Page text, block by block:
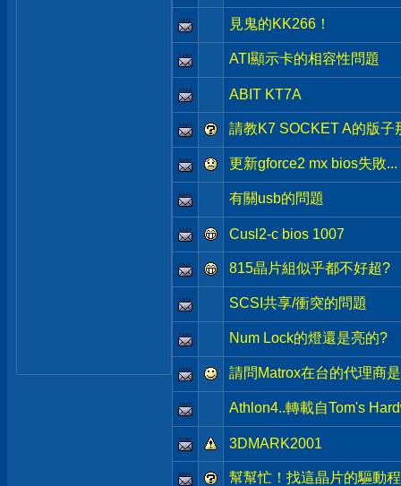
見鬼的KK266！
ATI顯示卡的相容性問題
ABIT KT7A
請教K7 SOCKET A的版子
更新gforce2 mx bios失敗...
有關usb的問題
Cusl2-c bios 1007
815晶片組似乎都不好超?
SCSI共享/衝突的問題
Num Lock的燈還是亮的?
請問Matrox在台的代理商
Athlon4..轉載自Tom's
3DMARK2001
幫幫忙！找這晶片的驅動